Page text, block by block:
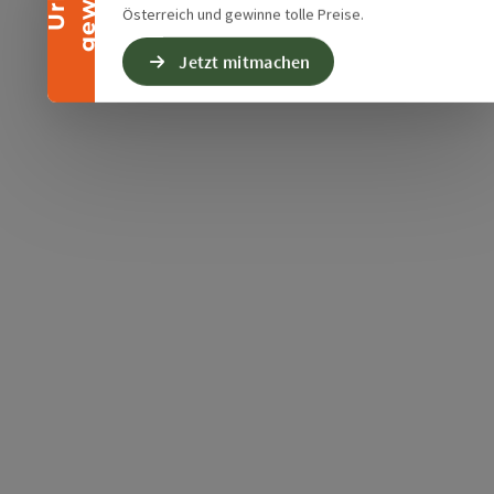
Österreich und gewinne tolle Preise.
Jetzt mitmachen